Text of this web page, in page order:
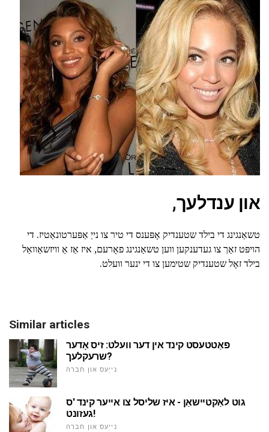
און ענדלעך,
טשאַנגינג די בילד שטענדיק אָפּענס די טיר צו נייַ אַפּערטונאַטיז. די
הויפּט זאַך צו געדענקען ווען טשאַנגינג פאָרעם, איז אַז אַ וויזשאַוואַל
בילד זאָל שטענדיק שטימען צו די ינער וועלט.
Similar articles
פאַטטעסט קינד אין דער וועלט: זיס אָדער
שרעקלעך?
נייַעס און חברה
גוט לאַקטיישאַן - איז שליסל צו אייער קינד 'ס
געזונט!
נייַעס און חברה